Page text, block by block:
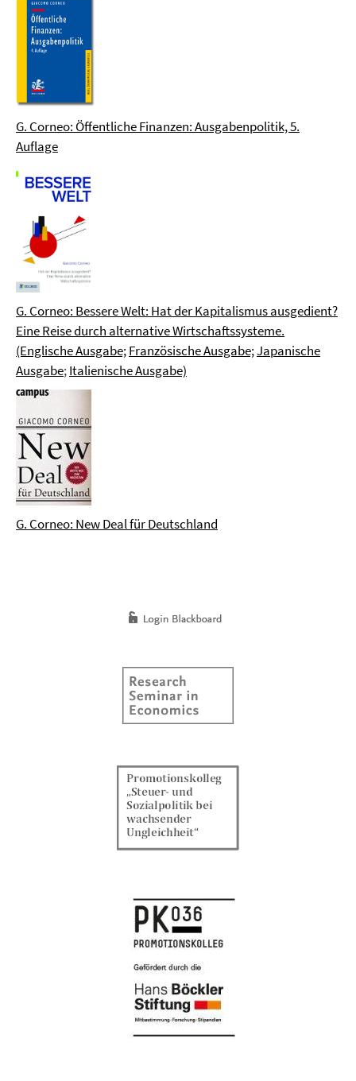
G. Corneo: Öffentliche Finanzen: Ausgabenpolitik, 5.
Auflage
G. Corneo: Bessere Welt: Hat der Kapitalismus ausgedient?
Eine Reise durch alternative Wirtschaftssysteme.
(Englische Ausgabe;Französische Ausgabe;Japanische
Ausgabe;Italienische Ausgabe)
G. Corneo: New Deal für Deutschland